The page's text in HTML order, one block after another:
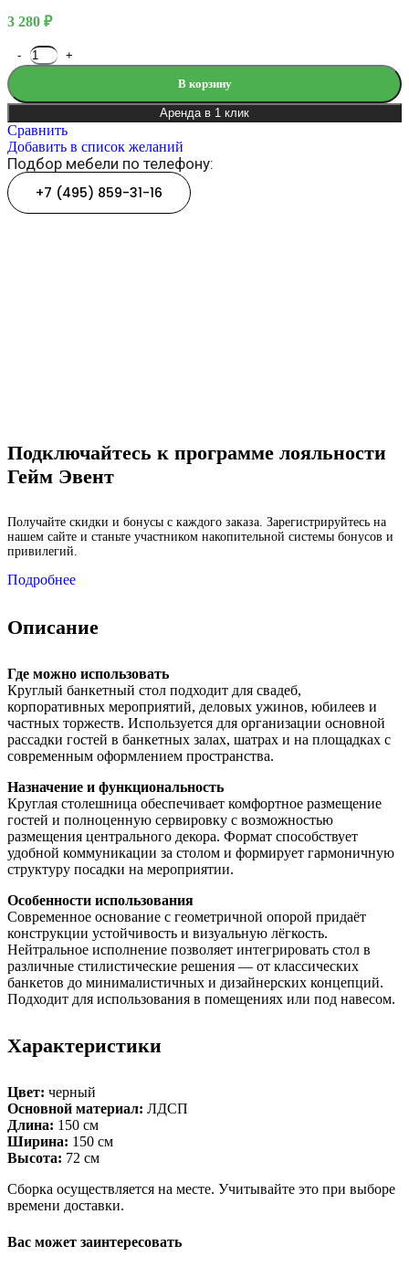
3 280 ₽
В корзину
Аренда в 1 клик
Сравнить
Добавить в список желаний
Подбор мебели по телефону:
+7 (495) 859-31-16
Подключайтесь к программе лояльности
Гейм Эвент
Получайте скидки и бонусы с каждого заказа. Зарегистрируйтесь на
нашем сайте и станьте участником накопительной системы бонусов и
привилегий.
Подробнее
Описание
Где можно использовать
Круглый банкетный стол подходит для свадеб,
корпоративных мероприятий, деловых ужинов, юбилеев и
частных торжеств. Используется для организации основной
рассадки гостей в банкетных залах, шатрах и на площадках с
современным оформлением пространства.
Назначение и функциональность
Круглая столешница обеспечивает комфортное размещение
гостей и полноценную сервировку с возможностью
размещения центрального декора. Формат способствует
удобной коммуникации за столом и формирует гармоничную
структуру посадки на мероприятии.
Особенности использования
Современное основание с геометричной опорой придаёт
конструкции устойчивость и визуальную лёгкость.
Нейтральное исполнение позволяет интегрировать стол в
различные стилистические решения — от классических
банкетов до минималистичных и дизайнерских концепций.
Подходит для использования в помещениях или под навесом.
Характеристики
Цвет: черный
Основной материал: ЛДСП
Длина: 150 см
Ширина: 150 см
Высота: 72 см
Сборка осуществляется на месте. Учитывайте это при выборе
времени доставки.
Вас может заинтересовать